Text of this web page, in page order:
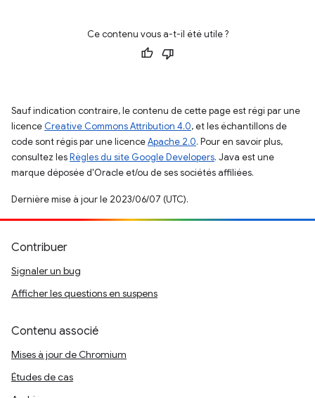
Ce contenu vous a-t-il été utile ?
Sauf indication contraire, le contenu de cette page est régi par une
licence Creative Commons Attribution 4.0, et les échantillons de
code sont régis par une licenceApache 2.0. Pour en savoir plus,
consultez lesRègles du site Google Developers. Java est une
marque déposée d'Oracle et/ou de ses sociétés affiliées.
Dernière mise à jour le 2023/06/07 (UTC).
Contribuer
Signaler un bug
Afficher les questions en suspens
Contenu associé
Mises à jour de Chromium
Études de cas